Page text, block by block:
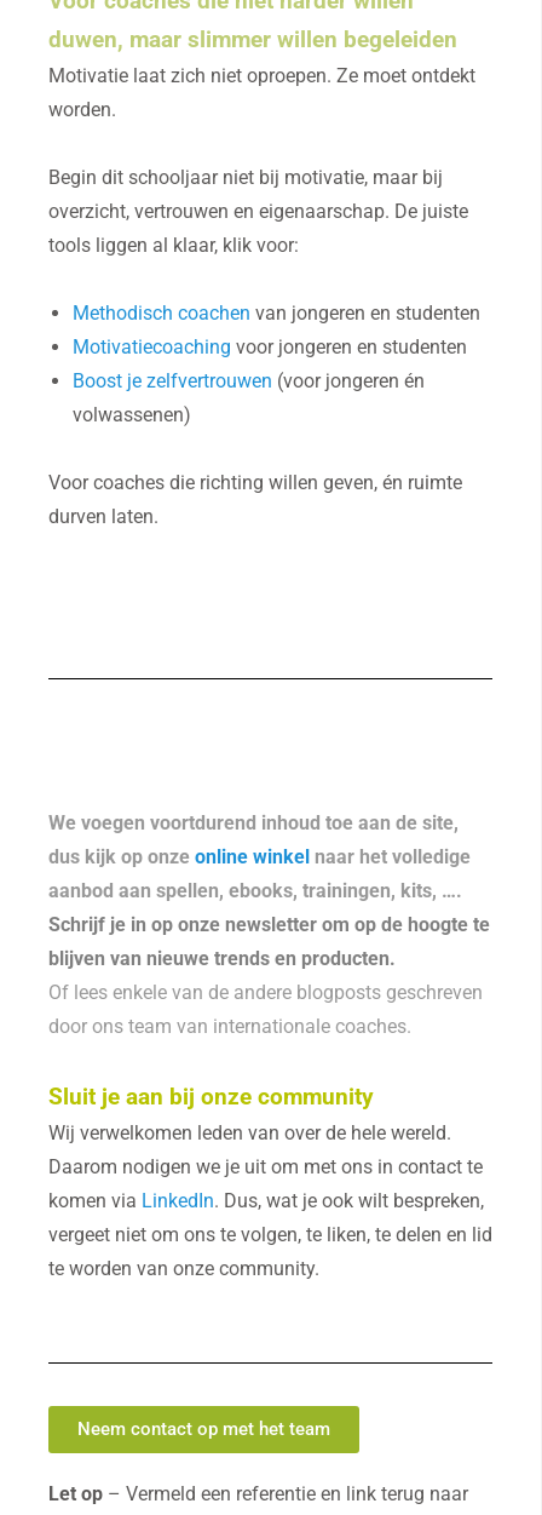
duwen, maar slimmer willen begeleiden
Motivatie laat zich niet oproepen. Ze moet ontdekt
worden.
Begin dit schooljaar niet bij motivatie, maar bij
overzicht, vertrouwen en eigenaarschap. De juiste
tools liggen al klaar, klik voor:
Methodisch coachen van jongeren en studenten
Motivatiecoaching voor jongeren en studenten
Boost je zelfvertrouwen (voor jongeren én
volwassenen)
Voor coaches die richting willen geven, én ruimte
durven laten.
We voegen voortdurend inhoud toe aan de site,
dus kijk op onze online winkel naar het volledige
aanbod aan spellen, ebooks, trainingen, kits, ….
Schrijf je in op onze newsletter om op de hoogte te
blijven van nieuwe trends en producten.
Of lees enkele van de andere blogposts geschreven
door ons team van internationale coaches.
Sluit je aan bij onze community
Wij verwelkomen leden van over de hele wereld.
Daarom nodigen we je uit om met ons in contact te
komen via LinkedIn. Dus, wat je ook wilt bespreken,
vergeet niet om ons te volgen, te liken, te delen en lid
te worden van onze community.
Neem contact op met het team
Let op – Vermeld een referentie en link terug naar